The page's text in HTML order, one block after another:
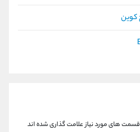
کوین
قسمت های مورد نیاز علامت گذاری شده اند